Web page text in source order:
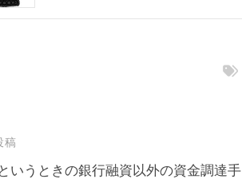
稿
いうときの銀行融資以外の資金調達手